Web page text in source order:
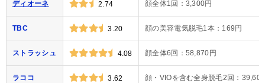
ディオーネ 2.74 顔全体1回：3,300円
TBC 3.20 顔の美容電気脱毛1本：169円
ストラッシュ 4.08 顔全体6回：58,870円
ラココ 3.62 顔・VIOを含む全身脱毛2回：